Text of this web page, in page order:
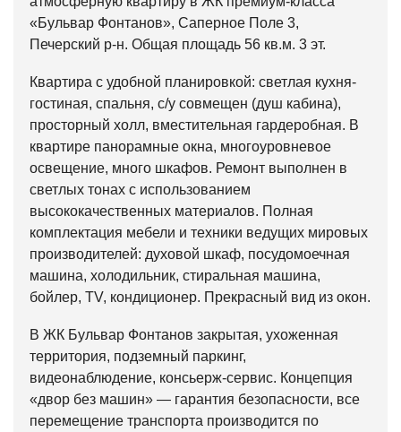
«Бульвар Фонтанов», Саперное Поле 3,
Печерский р-н. Общая площадь 56 кв.м. 3 эт.
Квартира с удобной планировкой: светлая кухня-
гостиная, спальня, с/у совмещен (душ кабина),
просторный холл, вместительная гардеробная. В
квартире панорамные окна, многоуровневое
освещение, много шкафов. Ремонт выполнен в
светлых тонах с использованием
высококачественных материалов. Полная
комплектация мебели и техники ведущих мировых
производителей: духовой шкаф, посудомоечная
машина, холодильник, стиральная машина,
бойлер, TV, кондиционер. Прекрасный вид из окон.
В ЖК Бульвар Фонтанов закрытая, ухоженная
территория, подземный паркинг,
видеонаблюдение, консьерж-сервис. Концепция
«двор без машин» — гарантия безопасности, все
перемещение транспорта производится по